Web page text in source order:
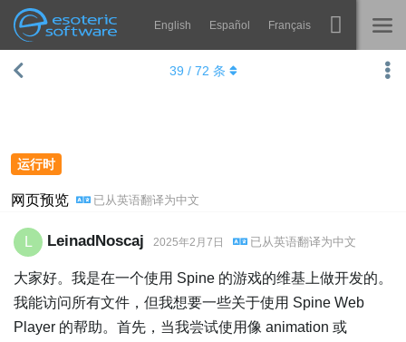
Esoteric Software
导航 English Español Français
主页
联系
Spine
马上试用
采购
运行时
网页预览 已从英语翻译为中文
39 / 72 条
LeinadNoscaj 2025年2月7日 已从英语翻译为中文
大家好。我是在一个使用 Spine 的游戏的维基上做开发的。
我能访问所有文件，但我想要一些关于使用 Spine Web
Player 的帮助。首先，当我尝试使用像 animation 或